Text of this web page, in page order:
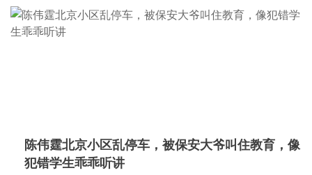
陈伟霆北京小区乱停车，被保安大爷叫住教育，像
犯错学生乖乖听讲